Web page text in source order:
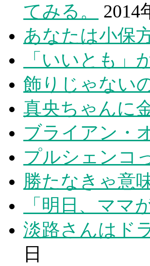
てみる。
2014
あなたは小保
「いいとも」
飾りじゃない
真央ちゃんに
ブライアン・
プルシェンコ
勝たなきゃ意
「明日、ママ
淡路さんはド
日